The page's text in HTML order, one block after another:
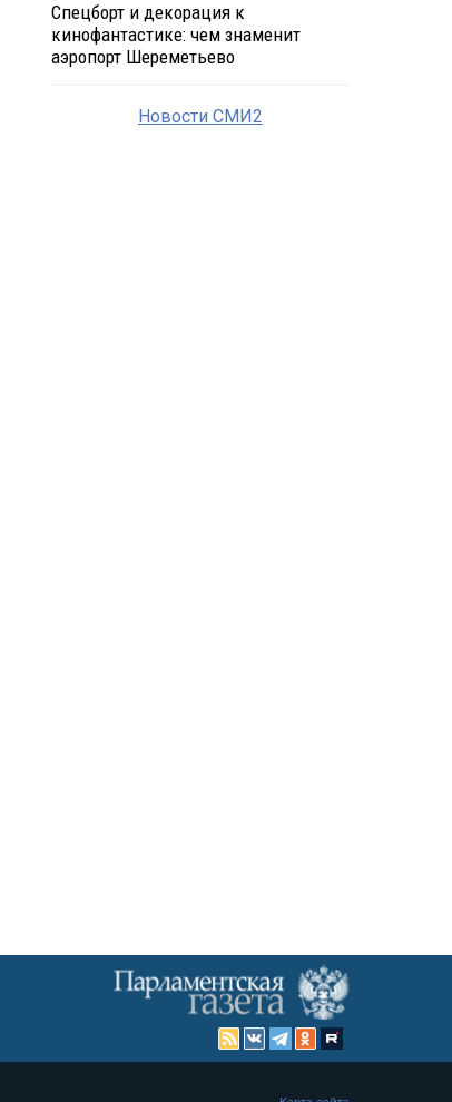
Спецборт и декорация к
кинофантастике: чем знаменит
аэропорт Шереметьево
Новости СМИ2